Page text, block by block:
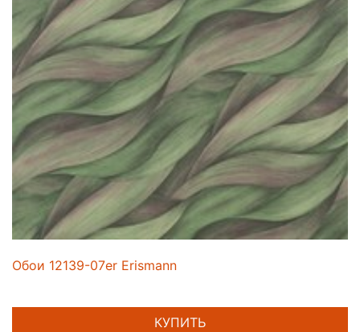
Обои 12139-07er Erismann
КУПИТЬ